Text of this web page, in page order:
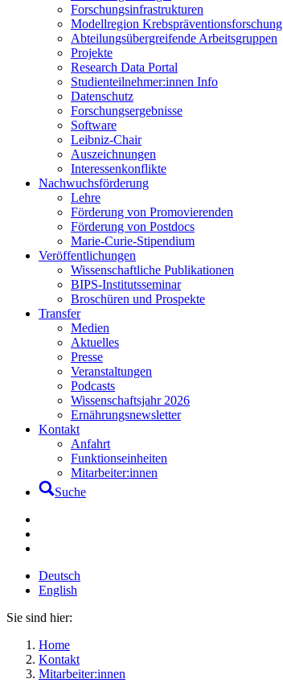
Forschungsinfrastrukturen
Modellregion Krebspräventionsforschung
Abteilungsübergreifende Arbeitsgruppen
Projekte
Research Data Portal
Studienteilnehmer:innen Info
Datenschutz
Forschungsergebnisse
Software
Leibniz-Chair
Auszeichnungen
Interessenkonflikte
Nachwuchsförderung
Lehre
Förderung von Promovierenden
Förderung von Postdocs
Marie-Curie-Stipendium
Veröffentlichungen
Wissenschaftliche Publikationen
BIPS-Institutsseminar
Broschüren und Prospekte
Transfer
Medien
Aktuelles
Presse
Veranstaltungen
Podcasts
Wissenschaftsjahr 2026
Ernährungsnewsletter
Kontakt
Anfahrt
Funktionseinheiten
Mitarbeiter:innen
Suche
Deutsch
English
Sie sind hier:
Home
Kontakt
Mitarbeiter:innen